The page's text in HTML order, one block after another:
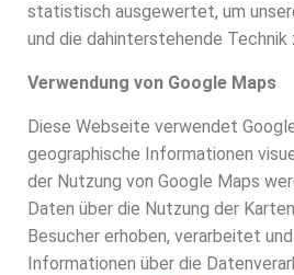
statistisch ausgewertet, um
und die dahinterstehende Technik
Verwendung von Google Maps
Diese Webseite verwendet
geographische Informationen
der Nutzung von Google Maps
Daten über die Nutzung der
Besucher erhoben, verarbeitet
Informationen über die